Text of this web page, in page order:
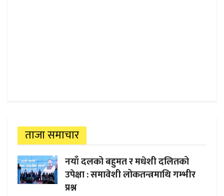
ताजा समाचार
नयाँ दलको बहुमत र मधेशी दलितको
उपेक्षा : समावेशी लोकतन्त्रमाथि गम्भीर
प्रश्न